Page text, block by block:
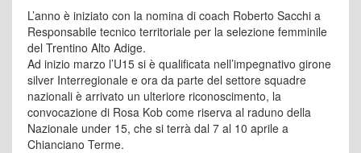
L’anno è iniziato con la nomina di coach Roberto Sacchi a
Responsabile tecnico territoriale per la selezione femminile
del Trentino Alto Adige.
Ad inizio marzo l’U15 si è qualificata nell’impegnativo girone
silver Interregionale e ora da parte del settore squadre
nazionali è arrivato un ulteriore riconoscimento, la
convocazione di Rosa Kob come riserva al raduno della
Nazionale under 15, che si terrà dal 7 al 10 aprile a
Chianciano Terme.